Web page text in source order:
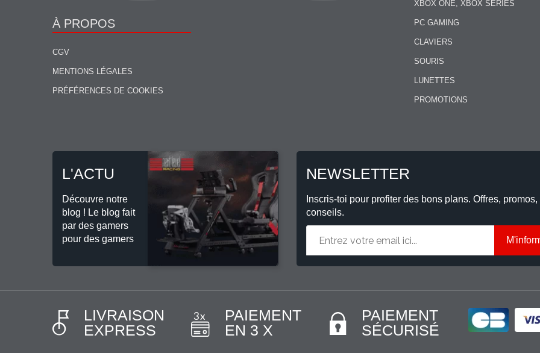
À PROPOS
CGV
MENTIONS LÉGALES
PRÉFÉRENCES DE COOKIES
XBOX ONE, XBOX SERIES
PC GAMING
CLAVIERS
SOURIS
LUNETTES
PROMOTIONS
L'ACTU
Découvre notre
blog ! Le blog fait
par des gamers
pour des gamers
NEWSLETTER
Inscris-toi pour profiter des bons plans. Offres, promos,
conseils.
LIVRAISON
EXPRESS
PAIEMENT
EN 3 X
PAIEMENT
SÉCURISÉ